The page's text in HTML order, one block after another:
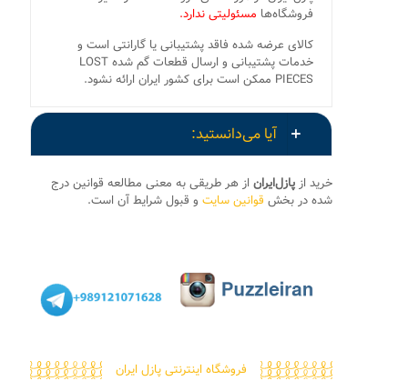
فروشگاه‌ها مسئولیتی ندارد.
کالای عرضه شده فاقد پشتیبانی یا گارانتی است و
خدمات پشتیبانی و ارسال قطعات گم شده LOST
PIECES ممکن است برای کشور ایران ارائه نشود.
آیا می‌دانستید:
خرید از پازل‌ایران از هر طریقی به معنی مطالعه قوانین درج
شده در بخش قوانین سایت و قبول شرایط آن است.
فروشگاه اینترنتی پازل ایران